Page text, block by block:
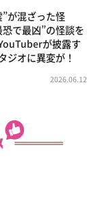
が混ざった怪
で最凶”の怪談を
が披露す
オに異変が！
2026.06.12